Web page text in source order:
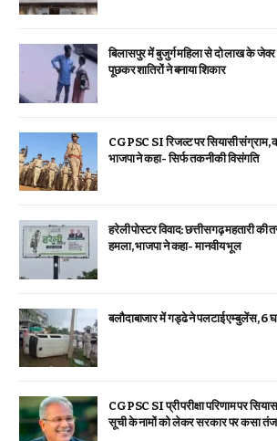
बिलासपुर में बुजुर्ग महिला से दो लाख के
पूछकर शातिरों ने बनाया शिकार
CGPSC SI रिजल्ट पर सियासी संग्राम,
भाजपा ने कहा- सिर्फ तकनीकी विसंगति
हरेली पोस्टर विवाद: छत्तीसगढ़ महतारी की
हमला, भाजपा ने कहा- मानवीय भूल
बलौदाबाजार में गड्ढे ने पलटाई एम्बुलेंस, 6
CGPSC SI प्री परीक्षा परिणाम पर
सूची के नामों को लेकर सरकार पर कसा तंज